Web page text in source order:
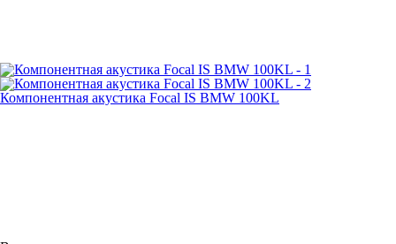
Компонентная акустика Focal IS BMW 100KL